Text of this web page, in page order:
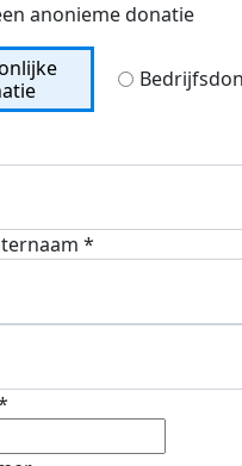
anonieme donatie
*